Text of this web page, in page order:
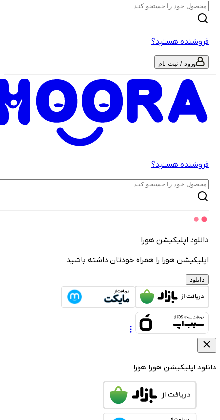
هستید؟
ورود / ثبت نام
هستید؟
اپلیکیشن هورا
هورا را همراه خودتان داشته باشید
دانلود
اپلیکیشن هوراهورا